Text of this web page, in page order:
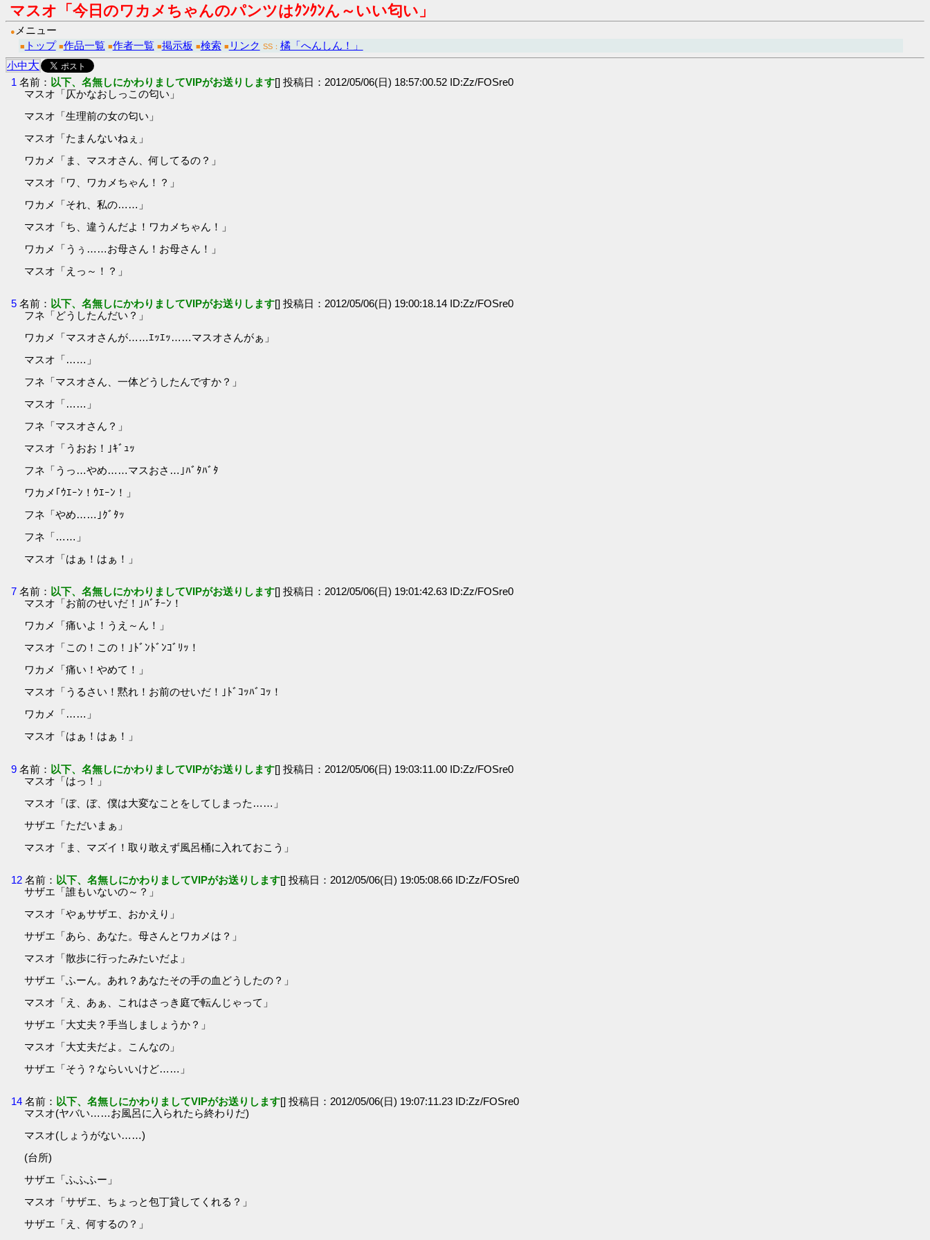
マスオ「今日のワカメちゃんのパンツはｸﾝｸﾝん～いい匂い」
● メニュー
■ トップ ■作品一覧 ■作者一覧 ■掲示板 ■検索 ■ リンク SS： 橘「へんしん！」
小中大
1 名前： 以下、名無しにかわりましてVIPがお送りします[] 投稿日：2012/05/06(日) 18:57:00.52 ID:Zz/FOSre0
マスオ「仄かなおしっこの匂い」
マスオ「生理前の女の匂い」
マスオ「たまんないねぇ」
ワカメ「ま、マスオさん、何してるの？」
マスオ「ワ、ワカメちゃん！？」
ワカメ「それ、私の……」
マスオ「ち、違うんだよ！ワカメちゃん！」
ワカメ「うぅ……お母さん！お母さん！」
マスオ「えっ～！？」
5 名前： 以下、名無しにかわりましてVIPがお送りします[] 投稿日：2012/05/06(日) 19:00:18.14 ID:Zz/FOSre0
フネ「どうしたんだい？」
ワカメ「マスオさんが……ｴｯｴｯ……マスオさんがぁ」
マスオ「……」
フネ「マスオさん、一体どうしたんですか？」
マスオ「……」
フネ「マスオさん？」
マスオ「うおお！｣ｷﾞｭｯ
フネ「うっ…やめ……マスおさ…｣ﾊﾞﾀﾊﾞﾀ
ワカメ｢ｳｴｰﾝ！ｳｴｰﾝ！」
フネ「やめ……｣ｸﾞﾀｯ
フネ「……」
マスオ「はぁ！はぁ！」
7 名前： 以下、名無しにかわりましてVIPがお送りします[] 投稿日：2012/05/06(日) 19:01:42.63 ID:Zz/FOSre0
マスオ「お前のせいだ！｣ﾊﾞﾁｰﾝ！
ワカメ「痛いよ！うえ～ん！」
マスオ「この！この！｣ﾄﾞﾝﾄﾞﾝｺﾞﾘｯ！
ワカメ「痛い！やめて！」
マスオ「うるさい！黙れ！お前のせいだ！｣ﾄﾞｺｯﾊﾞｺｯ！
ワカメ「……」
マスオ「はぁ！はぁ！」
9 名前： 以下、名無しにかわりましてVIPがお送りします[] 投稿日：2012/05/06(日) 19:03:11.00 ID:Zz/FOSre0
マスオ「はっ！」
マスオ「ぼ、ぼ、僕は大変なことをしてしまった……」
サザエ「ただいまぁ」
マスオ「ま、マズイ！取り敢えず風呂桶に入れておこう」
12 名前： 以下、名無しにかわりましてVIPがお送りします[] 投稿日：2012/05/06(日) 19:05:08.66 ID:Zz/FOSre0
サザエ「誰もいないの～？」
マスオ「やぁサザエ、おかえり」
サザエ「あら、あなた。母さんとワカメは？」
マスオ「散歩に行ったみたいだよ」
サザエ「ふーん。あれ？あなたその手の血どうしたの？」
マスオ「え、あぁ、これはさっき庭で転んじゃって」
サザエ「大丈夫？手当しましょうか？」
マスオ「大丈夫だよ。こんなの」
サザエ「そう？ならいいけど……」
14 名前： 以下、名無しにかわりましてVIPがお送りします[] 投稿日：2012/05/06(日) 19:07:11.23 ID:Zz/FOSre0
マスオ(ヤバい……お風呂に入られたら終わりだ)
マスオ(しょうがない……)
(台所)
サザエ「ふふふー」
マスオ「サザエ、ちょっと包丁貸してくれる？」
サザエ「え、何するの？」